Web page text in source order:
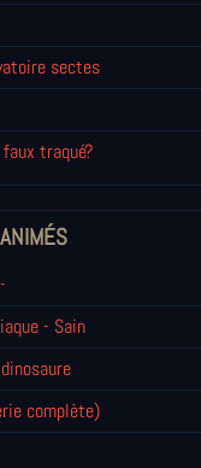
sectes
traqué?
- Sain
complète)